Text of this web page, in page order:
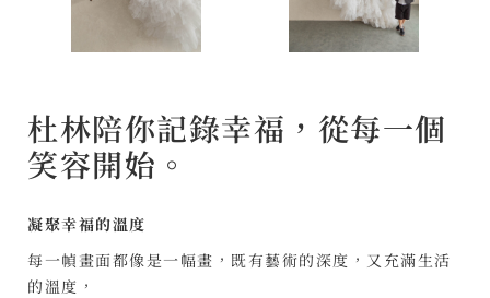
杜林陪你記錄幸福，從每一個
笑容開始。
凝聚幸福的溫度
每一幀畫面都像是一幅畫，既有藝術的深度，又充滿生活
的溫度，